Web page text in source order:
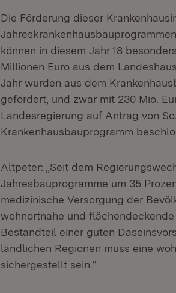
Die Förderung dieser
können in diesem Jahr 18
Millionen Euro aus dem
Jahr wurden aus dem
gefördert, und zwar mit 230 Mio.
Landesregierung auf Antrag von
Krankenhausbauprogramm
Altpeter: „Seit dem
Jahresbauprogramme um 35
medizinische Versorgung der
wohnortnahe und
Bestandteil einer guten
ländlichen Regionen muss eine
sichergestellt sein.“